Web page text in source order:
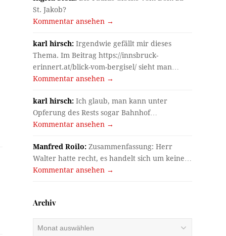
St. Jakob?
Kommentar ansehen →
karl hirsch: Irgendwie gefällt mir dieses
Thema. Im Beitrag https://innsbruck-
erinnert.at/blick-vom-bergisel/ sieht man…
Kommentar ansehen →
karl hirsch: Ich glaub, man kann unter
Opferung des Rests sogar Bahnhof…
Kommentar ansehen →
Manfred Roilo: Zusammenfassung: Herr
Walter hatte recht, es handelt sich um keine…
Kommentar ansehen →
Archiv